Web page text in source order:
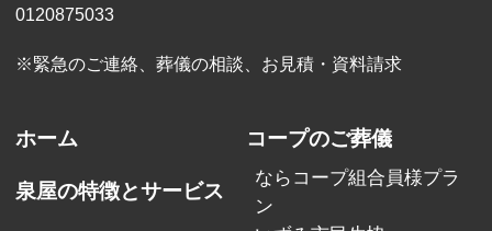
0120875033
※緊急のご連絡、葬儀の相談、 お見積・資料請求
ホーム
泉屋の特徴とサービス
コープのご葬儀
ならコープ組合員様プラ
ン